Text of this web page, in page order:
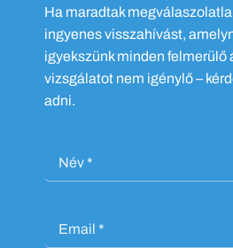
Ha maradtak
ingyenes visszahívást,
igyekszünk minden felmerülő
vizsgálatot nem igénylő –
adni.